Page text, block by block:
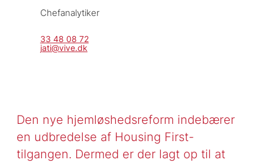
Chefanalytiker
33 48 08 72
jati@vive.dk
Den nye hjemløshedsreform indebærer
en udbredelse af Housing First-
tilgangen. Dermed er der lagt op til at